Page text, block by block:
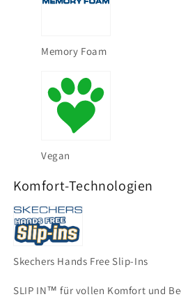
Memory Foam
Vegan
Komfort-Technologien
Skechers Hands Free Slip-Ins
SLIP IN™ für vollen Komfort und